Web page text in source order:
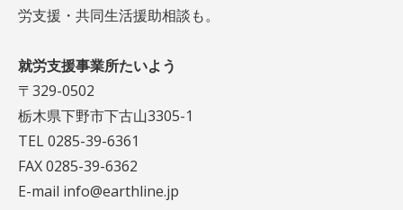
労支援・共同生活援助相談も。
就労支援事業所たいよう
〒329-0502
栃木県下野市下古山3305-1
TEL 0285-39-6361
FAX 0285-39-6362
E-mail info@earthline.jp